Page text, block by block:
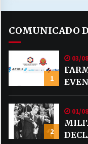
COMUNICADO
1
03/
2
01/